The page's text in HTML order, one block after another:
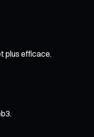
plus efficace.